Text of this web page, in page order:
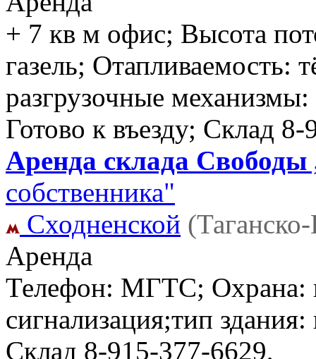
+ 7 кв м офис; Высота
газель; Отапливаемость:
разгрузочные
Готово к въезду; Склад 8-
Аренда склада Свободы
собственника"
Сходненской
Аренда
Телефон: МГТС; Охрана:
сигнализация;тип
Склад 8-915-377-6629,